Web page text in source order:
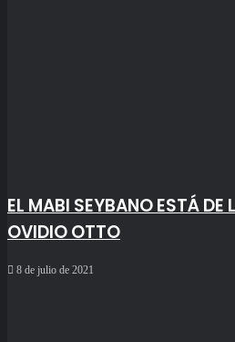
EL MABI SEYBANO ESTÁ DE
OVIDIO OTTO
8 de julio de 2021